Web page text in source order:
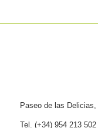
Paseo de las
Tel. (+34) 954 213 502